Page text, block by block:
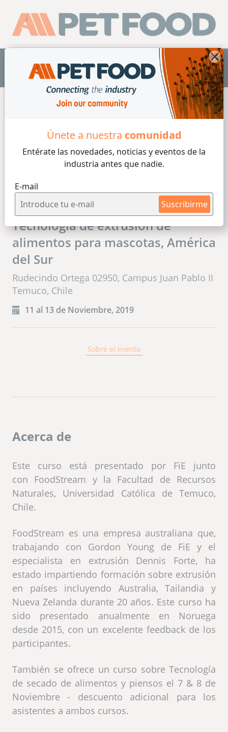
Únete a nuestra comunidad
Entérate las novedades, noticias y eventos de la
industria antes que nadie.
E-mail
Suscribirme
ES
Tecnología de extrusión de
alimentos para mascotas, América
del Sur
Rudecindo Ortega 02950, Campus Juan Pablo II
Temuco, Chile
11 al 13 de Noviembre, 2019
Sobre el evento
Acerca de
Este curso está presentado por FiE junto
con FoodStream y la Facultad de Recursos
Naturales, Universidad Católica de Temuco,
Chile.
FoodStream es una empresa australiana que,
trabajando con Gordon Young de FiE y el
especialista en extrusión Dennis Forte, ha
estado impartiendo formación sobre extrusión
en países incluyendo Australia, Tailandia y
Nueva Zelanda durante 20 años. Este curso ha
sido presentado anualmente en Noruega
desde 2015, con un excelente feedback de los
participantes.
También se ofrece un curso sobre Tecnología
de secado de alimentos y piensos el 7 & 8 de
Noviembre - descuento adicional para los
asistentes a ambos cursos.